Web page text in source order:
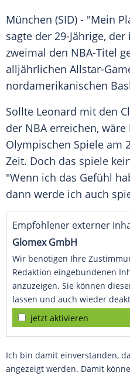
München (SID) - "Mein
sagte der 29-Jährige,
zweimal den NBA-Titel
alljährlichen Allstar-
nordamerikanischen
Sollte Leonard mit den
der NBA erreichen,
Olympischen Spiele am
Zeit. Doch das spiele
"Wenn ich das Gefühl
dann werde ich auch
Empfohlener externer
Glomex GmbH
Wir benötigen Ihre
Redaktion eingebundenen
anzuzeigen. Sie können
lassen und auch wieder
jetzt aktivieren
Ich bin damit einverstanden,
angezeigt werden. Damit